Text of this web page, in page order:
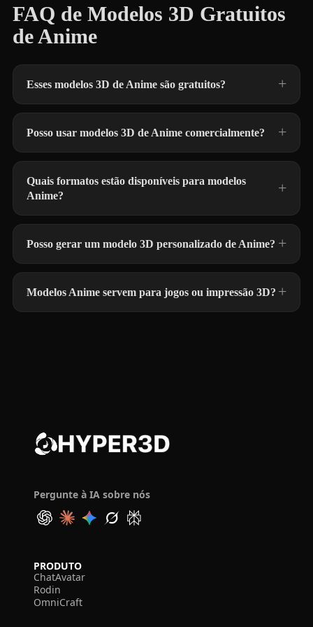
FAQ de Modelos 3D Gratuitos
de Anime
Esses modelos 3D de Anime são gratuitos?
Posso usar modelos 3D de Anime comercialmente?
Quais formatos estão disponíveis para modelos
Anime?
Posso gerar um modelo 3D personalizado de Anime?
Modelos Anime servem para jogos ou impressão 3D?
Pergunte à IA sobre nós
PRODUTO
ChatAvatar
Rodin
OmniCraft